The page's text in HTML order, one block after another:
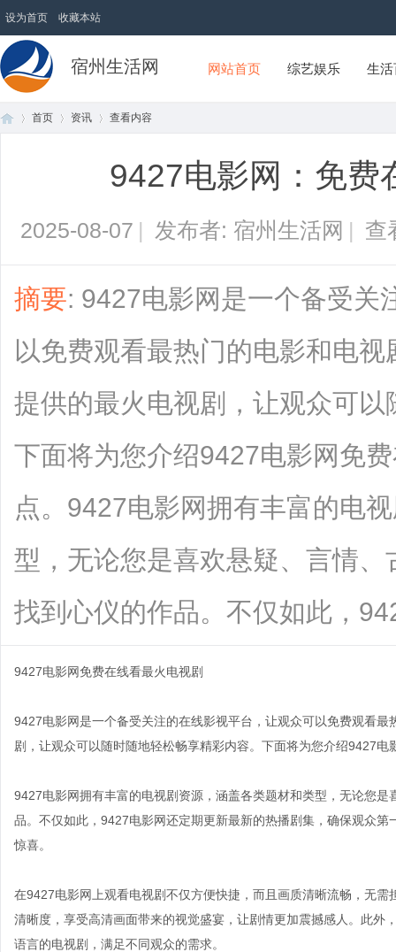
设为首页 收藏本站
宿州生活网 网站首页 综艺娱乐 生
首页 资讯 查看内容
9427电影网：免费
2025-08-07 | 发布者: 宿州生活网 | 查
摘要: 9427电影网是一个备受关
以免费观看最热门的电影和电
提供的最火电视剧，让观众可
下面将为您介绍9427电影网免
点。9427电影网拥有丰富的电
型，无论您是喜欢悬疑、言情
找到心仪的作品。不仅如此，
9427电影网免费在线看最火电视剧
9427电影网是一个备受关注的在线影视平台，让观众可以免费观看
剧，让观众可以随时随地轻松畅享精彩内容。下面将为您介绍9427
9427电影网拥有丰富的电视剧资源，涵盖各类题材和类型，无论您
品。不仅如此，9427电影网还定期更新最新的热播剧集，确保观众
惊喜。
在9427电影网上观看电视剧不仅方便快捷，而且画质清晰流畅，无
清晰度，享受高清画面带来的视觉盛宴，让剧情更加震撼感人。此
语言的电视剧，满足不同观众的需求。